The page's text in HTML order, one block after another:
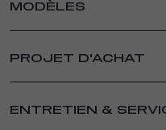
MODÈLES
JUNIOR IBRIDA
NOUVEAU TONALE
NOUVEAU TONALE
PROJET D'ACHAT
CONFIGUREZ ET
ENTRETIEN &